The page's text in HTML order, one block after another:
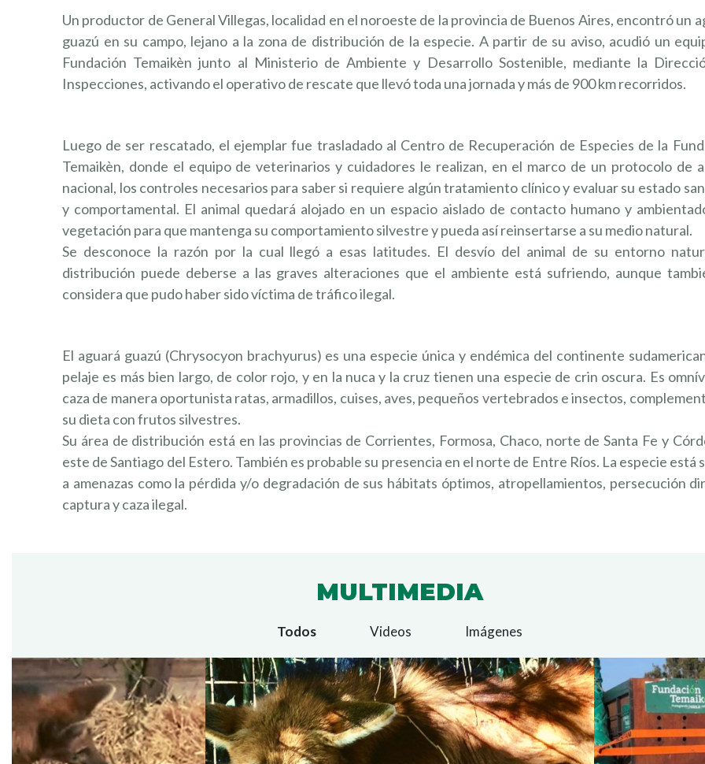
AYUDÁ
LOS
¡EN
Y EN CONTACTO CON LA NATURALEZA?
INVITAMOS A SUMARTE A NUESTRO
Un productor de General Villegas, localidad en el noroeste de la provincia de Buenos Aires, encontró un
guazú en su campo, lejano a la zona de distribución de la especie. A partir de su aviso, acudió un
Fundación Temaikèn junto al Ministerio de Ambiente y Desarrollo Sostenible, mediante la
Inspecciones, activando el operativo de rescate que llevó toda una jornada y más de 900 km recorridos.
Luego de ser rescatado, el ejemplar fue trasladado al Centro de Recuperación de Especies de la
Temaikèn, donde el equipo de veterinarios y cuidadores le realizan, en el marco de un protocolo de
nacional, los controles necesarios para saber si requiere algún tratamiento clínico y evaluar su estado
y comportamental. El animal quedará alojado en un espacio aislado de contacto humano y
vegetación para que mantenga su comportamiento silvestre y pueda así reinsertarse a su medio natural.
Se desconoce la razón por la cual llegó a esas latitudes. El desvío del animal de su entorno
distribución puede deberse a las graves alteraciones que el ambiente está sufriendo, aunque
considera que pudo haber sido víctima de tráfico ilegal.
El aguará guazú (Chrysocyon brachyurus) es una especie única y endémica del continente
pelaje es más bien largo, de color rojo, y en la nuca y la cruz tienen una especie de crin oscura. Es
caza de manera oportunista ratas, armadillos, cuises, aves, pequeños vertebrados e insectos,
su dieta con frutos silvestres.
Su área de distribución está en las provincias de Corrientes, Formosa, Chaco, norte de Santa Fe y
este de Santiago del Estero. También es probable su presencia en el norte de Entre Ríos. La especie está
a amenazas como la pérdida y/o degradación de sus hábitats óptimos, atropellamientos, persecución
captura y caza ilegal.
MULTIMEDIA
Todos Videos Imágenes